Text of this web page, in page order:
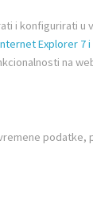
vašim
podatke
Nismo
ili
i konfigurirati u
Explorer 7 i
na
podatke,